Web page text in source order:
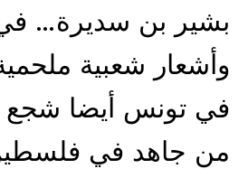
بشير بن سديرة…
وأشعار شعبية
في تونس أيضا شجع
من جاهد في